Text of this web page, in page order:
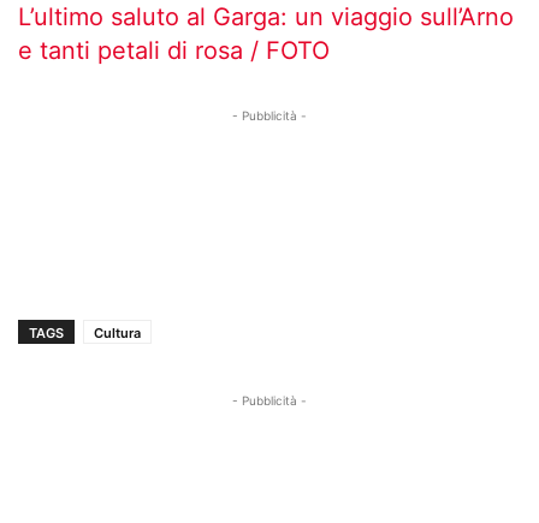
L’ultimo saluto al Garga: un viaggio sull’Arno
e tanti petali di rosa / FOTO
- Pubblicità -
TAGS Cultura
- Pubblicità -